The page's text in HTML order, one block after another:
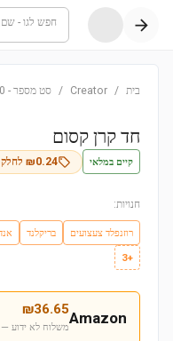
חפש לגו -
בית /
Creator
/ סט מספר -
חד קרן קסום
קיים במלאי ₪0.24 לחלק
חנויות:
רוזנפלד צעצועים בריקלנד
+3
Amazon
₪36.65
משלוח לא ידוע —